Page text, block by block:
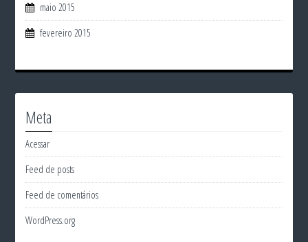
maio 2015
fevereiro 2015
Meta
Acessar
Feed de posts
Feed de comentários
WordPress.org